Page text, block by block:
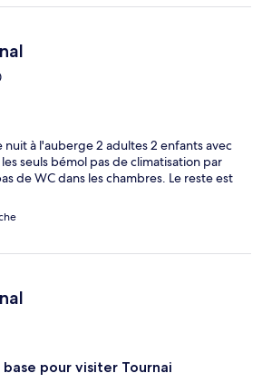
nuit à l'auberge 2 adultes 2 enfants avec
seuls bémol pas de climatisation par
de WC dans les chambres. Le reste est
pour visiter Tournai